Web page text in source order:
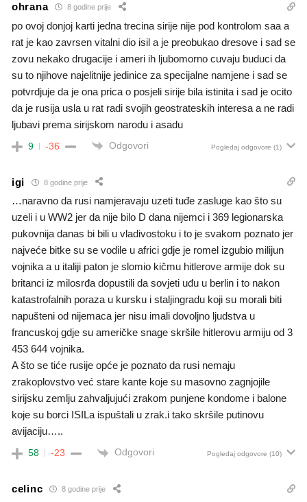
ohrana 8 godine prije
po ovoj donjoj karti jedna trecina sirije nije pod kontrolom saa a
rat je kao zavrsen vitalni dio isil a je preobukao dresove i sad se
zovu nekako drugacije i ameri ih ljubomorno cuvaju buduci da
su to njihove najelitnije jedinice za specijalne namjene i sad se
potvrdjuje da je ona prica o posjeli sirije bila istinita i sad je ocito
da je rusija usla u rat radi svojih geostrateskih interesa a ne radi
ljubavi prema sirijskom narodu i asadu
9 -36 Odgovori Pogledaj odgovore (1)
igi 8 godine prije
…naravno da rusi namjeravaju uzeti tuđe zasluge kao što su
uzeli i u WW2 jer da nije bilo D dana nijemci i 369 legionarska
pukovnija danas bi bili u vladivostoku i to je svakom poznato jer
najveće bitke su se vodile u africi gdje je romel izgubio milijun
vojnika a u italiji paton je slomio kičmu hitlerove armije dok su
britanci iz milosrđa dopustili da sovjeti uđu u berlin i to nakon
katastrofalnih poraza u kursku i staljingradu koji su morali biti
napušteni od nijemaca jer nisu imali dovoljno ljudstva u
francuskoj gdje su američke snage skršile hitlerovu armiju od 3
453 644 vojnika.
A što se tiće rusije opće je poznato da rusi nemaju
zrakoplovstvo već stare kante koje su masovno zagnjojile
sirijsku zemlju zahvaljujući zrakom punjene kondome i balone
koje su borci ISILa ispuštali u zrak.i tako skršile putinovu
avijaciju…..
58 -23 Odgovori Pogledaj odgovore (10)
celinc 8 godine prije